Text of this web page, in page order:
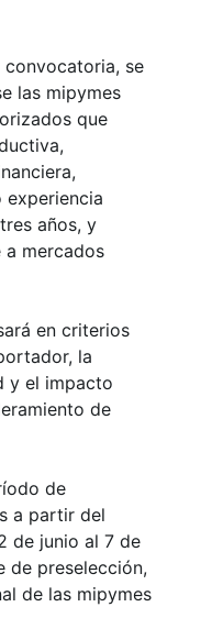
se
las mipymes
que
años, y
a mercados
en criterios
la
y el impacto
de
de
a partir del
de junio al 7 de
de preselección,
de las mipymes